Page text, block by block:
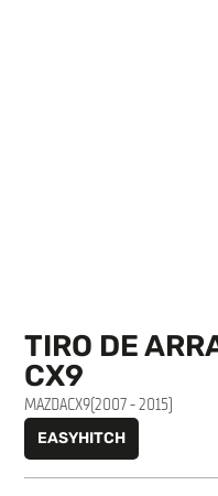
TIRO DE
CX9
MAZDACX9(2007 - 2015)
EASYHITCH